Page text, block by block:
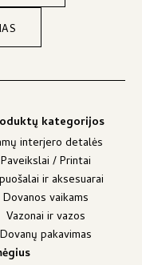
kategorijos
interjero detalės
Paveikslai / Printai
ir aksesuarai
Dovanos vaikams
Vazonai ir vazos
Dovanų pakavimas